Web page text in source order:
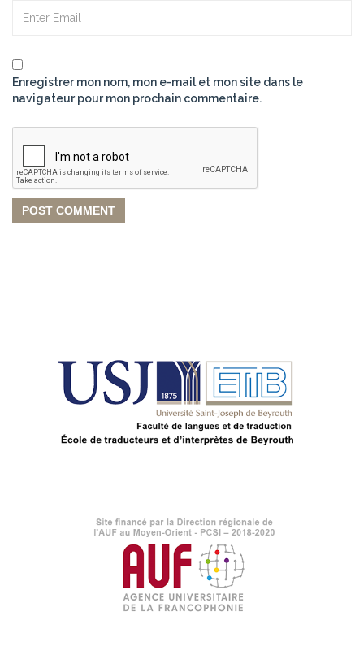
Enregistrer mon nom, mon e-mail et mon site dans le
navigateur pour mon prochain commentaire.